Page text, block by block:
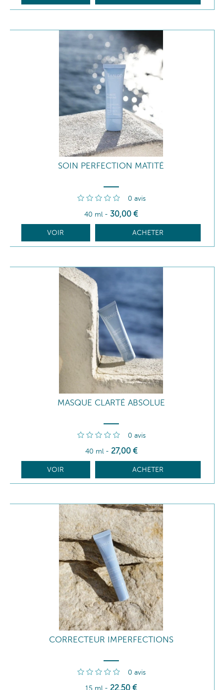
SOIN PERFECTION MATITÉ
0 avis
40 ml - 30,00 €
VOIR ACHETER
MASQUE CLARTÉ ABSOLUE
0 avis
40 ml - 27,00 €
VOIR ACHETER
CORRECTEUR IMPERFECTIONS
0 avis
15 ml - 22,50 €